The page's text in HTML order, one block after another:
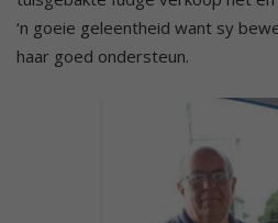
‘n goeie geleentheid want sy
haar goed ondersteun.